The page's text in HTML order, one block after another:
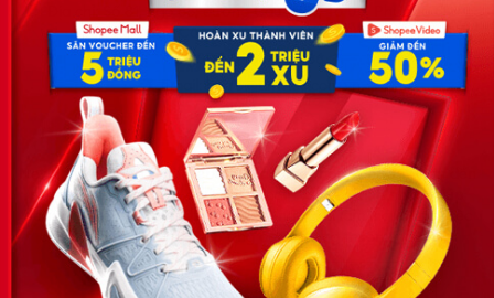
Địa chỉ: Số 81, ngõ 68, đường Cầu Giấy, Tổ 05, Phường Quan
Hoa, Quận Cầu Giấy, TP Hà Nội, Việt Nam
SĐT: 0981 448 766
Email:
hotro@timviec.com.vn
VỀ CHÚNG TÔI
News.timviec.com.vn là website cung cấp thông tin liên quan đến
nhân sự, nghề nghiệp do Timviec.com.vn vận hành nhằm giúp
doanh nghiệp, nhân sự tuyển dụng, người đi làm, người tìm việc
cập nhật thông tin và đáp ứng được mong muốn của mình.
KẾT NỐI